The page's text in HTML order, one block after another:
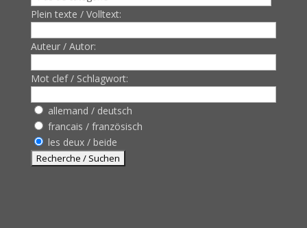
Plein texte / Volltext:
Auteur / Autor:
Mot clef / Schlagwort:
allemand / deutsch
francais / französisch
les deux / beide